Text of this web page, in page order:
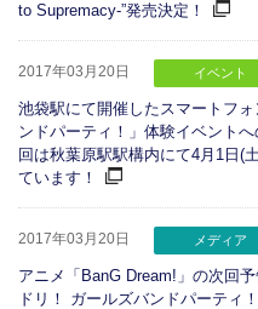
to Supremacy-”発売決定！
2017年03月20日 イベント
池袋駅にて開催したスマートフ
ンドパーティ！」体験イベント
回は秋葉原駅駅構内にて4月1日(
ています！
2017年03月20日 メディア
アニメ「BanG Dream!」の次回
ドリ！ ガールズバンドパーティ